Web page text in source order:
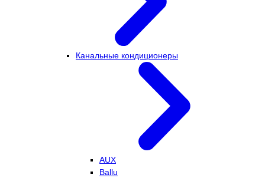
Канальные кондиционеры
AUX
Ballu